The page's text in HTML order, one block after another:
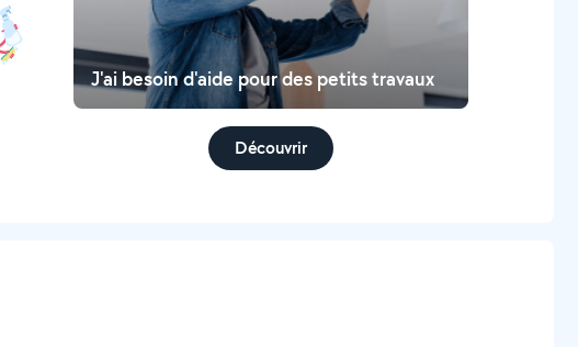
J'ai besoin d'aide pour des petits travaux
Découvrir